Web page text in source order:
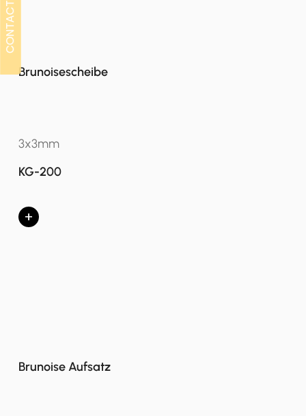
Brunoisescheibe
3x3mm
KG-200
+
Brunoise Aufsatz
CONTACT
CONTACT